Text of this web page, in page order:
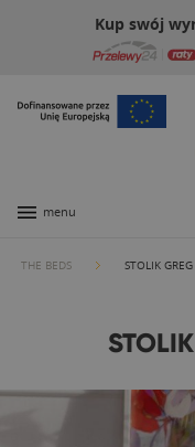
Kup swój
menu
THE BEDS STOLIK GREG